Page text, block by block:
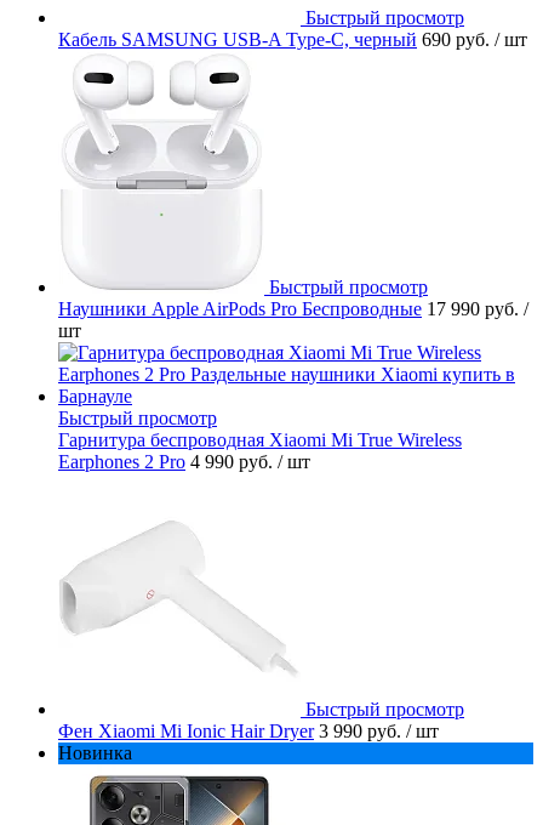
Быстрый просмотр
Кабель SAMSUNG USB-A Type-C, черный 690 руб. / шт
Быстрый просмотр
Наушники Apple AirPods Pro Беспроводные 17 990 руб. /
шт
Быстрый просмотр
Гарнитура беспроводная Xiaomi Mi True Wireless
Earphones 2 Pro 4 990 руб. / шт
Быстрый просмотр
Фен Xiaomi Mi Ionic Hair Dryer 3 990 руб. / шт
Новинка